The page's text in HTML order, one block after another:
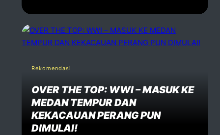
Rekomendasi
OVER THE TOP: WWI – MASUK KE
MEDAN TEMPUR DAN
KEKACAUAN PERANG PUN
DIMULAI!